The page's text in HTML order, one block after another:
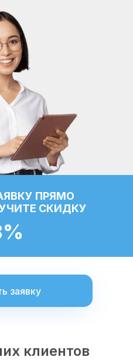
ПРЯМО
СКИДКУ
заявку
клиентов
клиентов
клиентов